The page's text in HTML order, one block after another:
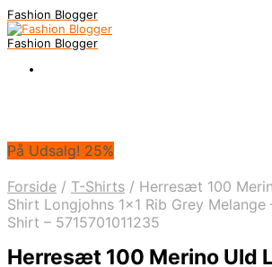
Fashion Blogger
Fashion Blogger
På Udsalg! 25%
Forside / T-Shirts / Herresæt 100
Shirt Longjohns 1×1 Rib Grey Melange
Shirt – 5715701011235
Herresæt 100 Merino Uld